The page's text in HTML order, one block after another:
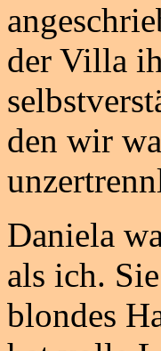
der Villa
den wir
Daniela
als ich.
blondes